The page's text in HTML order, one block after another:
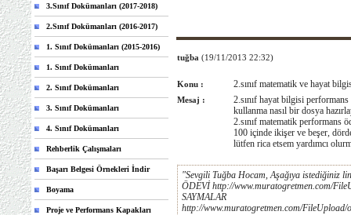
3.Sınıf Dokümanları (2017-2018)
2.Sınıf Dokümanları (2016-2017)
1. Sınıf Dokümanları (2015-2016)
1. Sınıf Dokümanları
2. Sınıf Dokümanları
3. Sınıf Dokümanları
4. Sınıf Dokümanları
Rehberlik Çalışmaları
Başarı Belgesi Örnekleri İndir
Boyama
Proje ve Performans Kapakları
tuğba (19/11/2013 22:32)
Konu : 2.sınıf matematik ve hayat
Mesaj :
2.sınıf hayat bilgisi
kullanma nasıl bir dosya
2.sınıf matematik performans
100 içinde ikişer ve beşer,
lütfen rica etsem yardımcı
"Sevgili Tuğba Hocam, Aşağıya istediğiniz
ÖDEVİ http://www.muratogretmen.com/
SAYMALAR
http://www.muratogretmen.com/